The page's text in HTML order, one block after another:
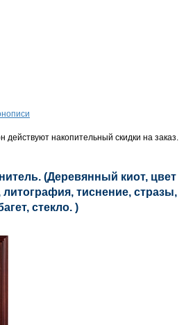
действуют накопительный скидки на заказ.
(Деревянный киот, цвет
тиснение, стразы,
стекло. )